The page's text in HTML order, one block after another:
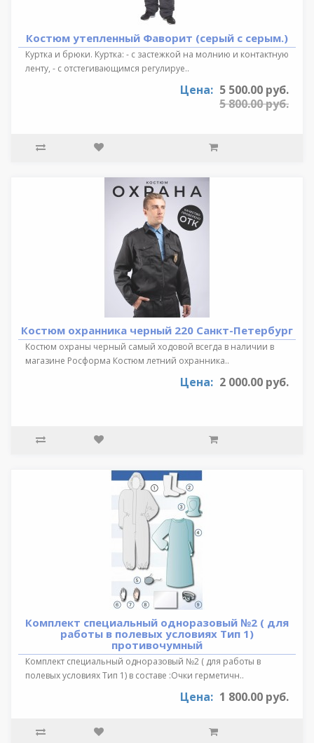
Костюм утепленный Фаворит (серый с серым.)
Куртка и брюки. Куртка: - с застежкой на молнию и контактную
ленту, - с отстегивающимся регулируе..
Цена: 5 500.00 руб.
5 800.00 руб.
Костюм охранника черный 220 Санкт-Петербург
Костюм охраны черный самый ходовой всегда в наличии в
магазине Росформа Костюм летний охранника..
Цена: 2 000.00 руб.
Комплект специальный одноразовый №2 ( для
работы в полевых условиях Тип 1)
противочумный
Комплект специальный одноразовый №2 ( для работы в
полевых условиях Тип 1) в составе :Очки герметичн..
Цена: 1 800.00 руб.